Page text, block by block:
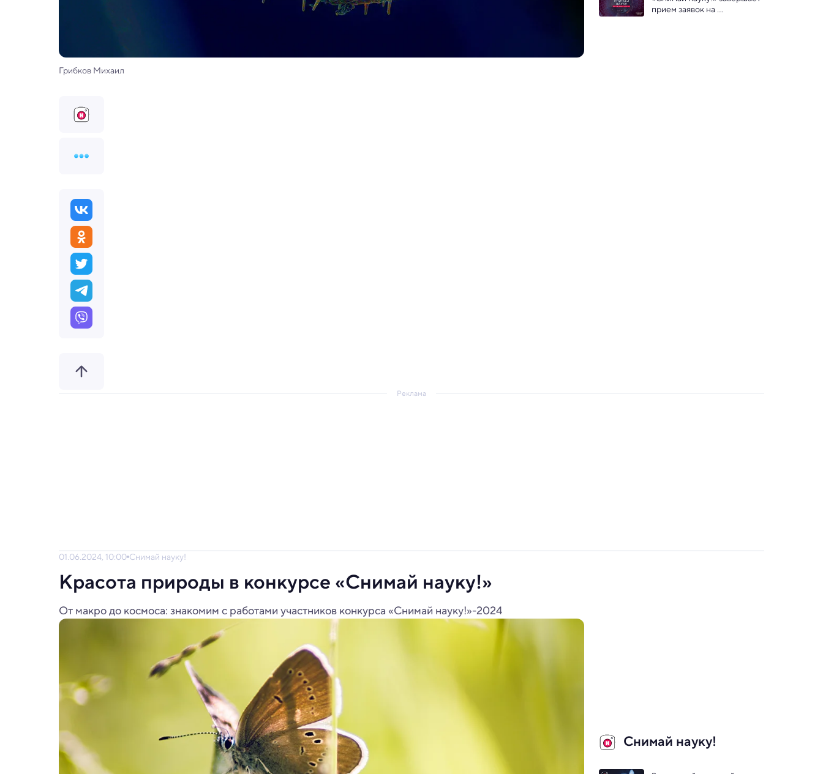
Грибков Михаил
фотографии ежегодного
конкурса  «Снимай Науку!»
прием заявок на
Реклама
01.06.2024, 10:00 Снимай науку!
Красота природы в конкурсе «Снимай науку!»
От макро до космоса: знакомим с работами участников конкурса «Снимай науку!»-2024
Снимай науку!